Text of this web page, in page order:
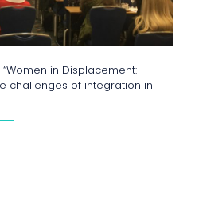
in Displacement:
challenges of integration in